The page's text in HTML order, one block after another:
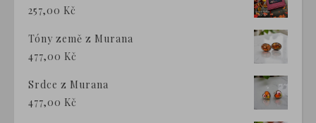
257,00 Kč
Tóny země z Murana
477,00 Kč
Srdce z Murana
477,00 Kč